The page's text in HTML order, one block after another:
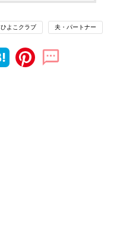
ひよこクラブ 夫・パートナー